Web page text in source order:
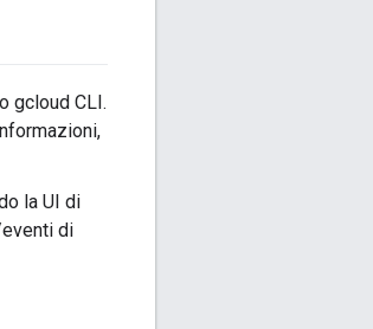
gcloud CLI.
la UI di
di